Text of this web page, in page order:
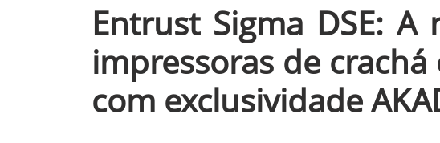
Entrust Sigma DSE: A
impressoras de
com exclusividade